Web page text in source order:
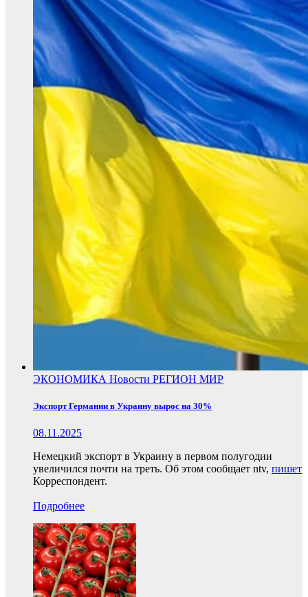
ЭКОНОМИКА Новости РЕГИОН МИР
Экспорт Германии в Украину вырос на 30%
08.11.2025
Немецкий экспорт в Украину в первом полугодии
увеличился почти на треть. Об этом сообщает ntv, пишет
Корреспондент.
Подробнее